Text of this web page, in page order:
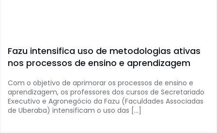
Fazu intensifica uso de metodologias ativas
nos processos de ensino e aprendizagem
Com o objetivo de aprimorar os processos de ensino e
aprendizagem, os professores dos cursos de Secretariado
Executivo e Agronegócio da Fazu (Faculdades Associadas
de Uberaba) intensificam o uso das […]